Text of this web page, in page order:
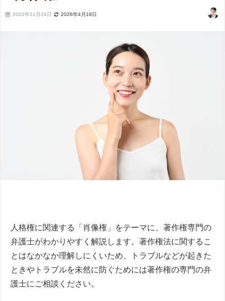
2022年11月24日 2026年4月18日
人格権に関連する「肖像権」をテーマに、著作権専門の
弁護士がわかりやすく解説します。著作権法に関するこ
とはなかなか理解しにくいため、トラブルなどが起きた
ときやトラブルを未然に防ぐためには著作権の専門の弁
護士にご相談ください。